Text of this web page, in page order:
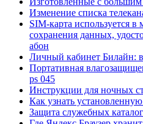
Изменение списка
SIM-карта используется
сохранения данных,
абон
Личный кабинет Билайн:
Портативная
ps 045
Инструкции для ночных
Как узнать
Защита служебных